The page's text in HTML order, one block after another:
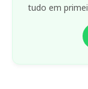
tudo em